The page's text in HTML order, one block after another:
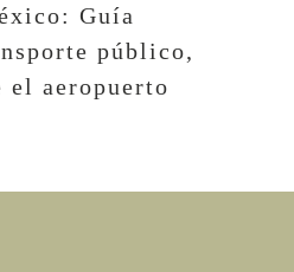
Guía
público,
el aeropuerto